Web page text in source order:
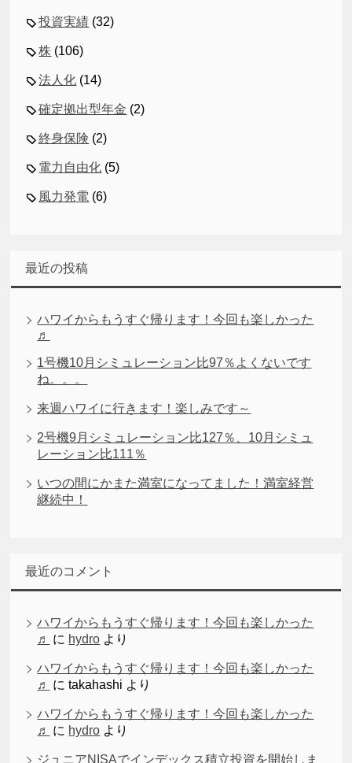
投資実績 (32)
株 (106)
法人化 (14)
確定拠出型年金 (2)
終身保険 (2)
電力自由化 (5)
風力発電 (6)
最近の投稿
ハワイからもうすぐ帰ります！今回も楽しかった
♬
1号機10月シミュレーション比97％よくないです
ね。。。
来週ハワイに行きます！楽しみです～
2号機9月シミュレーション比127％、10月シミュ
レーション比111％
いつの間にかまた満室になってました！満室経営
継続中！
最近のコメント
ハワイからもうすぐ帰ります！今回も楽しかった
♬
に hydro より
ハワイからもうすぐ帰ります！今回も楽しかった
♬
にtakahashi より
ハワイからもうすぐ帰ります！今回も楽しかった
♬
に hydro より
ジュニアNISAでインデックス積立投資を開始しま